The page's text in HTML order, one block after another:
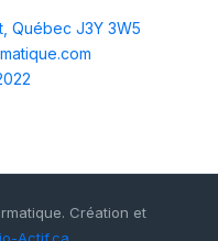
Québec J3Y 3W5
Création et
Actif.ca